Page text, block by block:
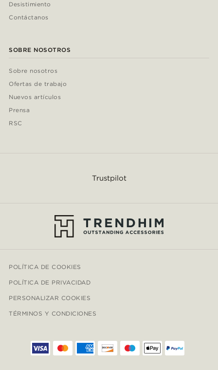
Desistimiento
Contáctanos
SOBRE NOSOTROS
Sobre nosotros
Ofertas de trabajo
Nuevos artículos
Prensa
RSC
Trustpilot
POLÍTICA DE COOKIES
POLÍTICA DE PRIVACIDAD
PERSONALIZAR COOKIES
TÉRMINOS Y CONDICIONES